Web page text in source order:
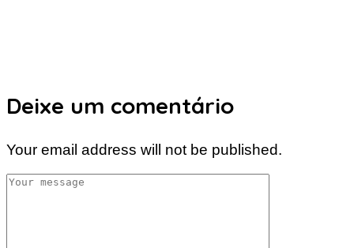
Deixe um comentário
Your email address will not be published.